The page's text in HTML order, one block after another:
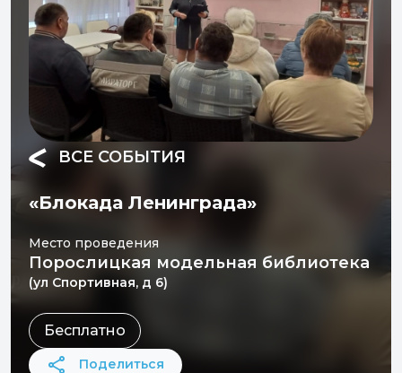
ВСЕ СОБЫТИЯ
«Блокада Ленинграда»
Место проведения
Порослицкая модельная библиотека
(ул Спортивная, д 6)
Бесплатно
Поделиться